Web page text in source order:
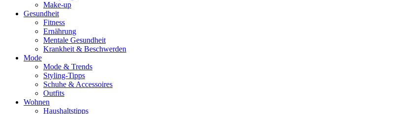
Make-up
Gesundheit
Fitness
Ernährung
Mentale Gesundheit
Krankheit & Beschwerden
Mode
Mode & Trends
Styling-Tipps
Schuhe & Accessoires
Outfits
Wohnen
Haushaltstipps